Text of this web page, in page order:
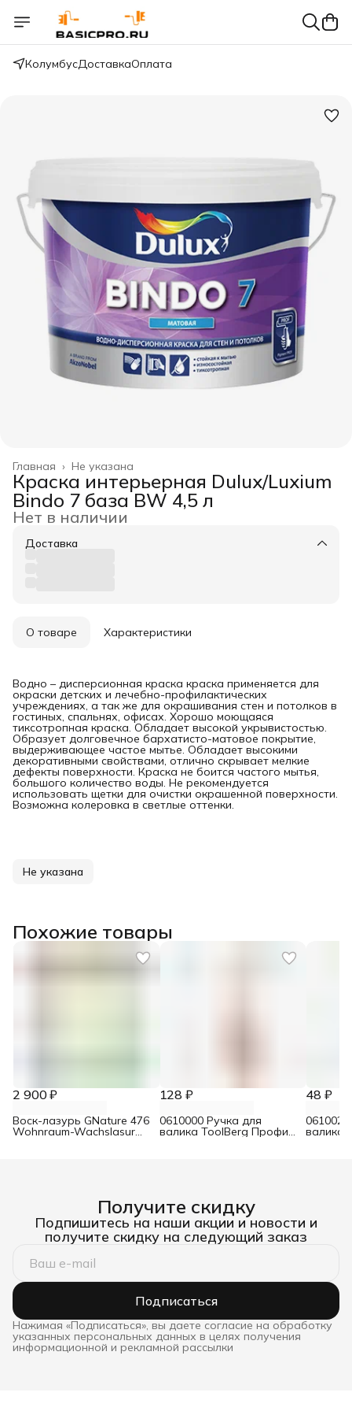
КолумбусДоставкаОплата
Не указана
Главная ›
Краска интерьерная Dulux/Luxium
Bindo 7 база BW 4,5 л
Нет в наличии
Доставка
О товаре Характеристики
Водно – дисперсионная краска краска применяется для
окраски детских и лечебно-профилактических
учреждениях, а так же для окрашивания стен и потолков в
гостиных, спальнях, офисах. Хорошо моющаяся
тиксотропная краска. Обладает высокой укрывистостью.
Образует долговечное бархатисто-матовое покрытие,
выдерживающее частое мытье. Обладает высокими
декоративными свойствами, отлично скрывает мелкие
дефекты поверхности. Краска не боится частого мытья,
большого количество воды. Не рекомендуется
использовать щетки для очистки окрашенной поверхности.
Возможна колеровка в светлые оттенки.
Не указана
Похожие товары
2 900 ₽
Воск-лазурь GNature 476
Wohnraum-Wachslasur
128 ₽
0610000 Ручка для
валика ToolBerg Профи
48 ₽
валика
Получите скидку
Подпишитесь на наши акции и новости и
получите скидку на следующий заказ
Подписаться
Нажимая «Подписаться», вы даете согласие на обработку
указанных персональных данных в целях получения
информационной и рекламной рассылки